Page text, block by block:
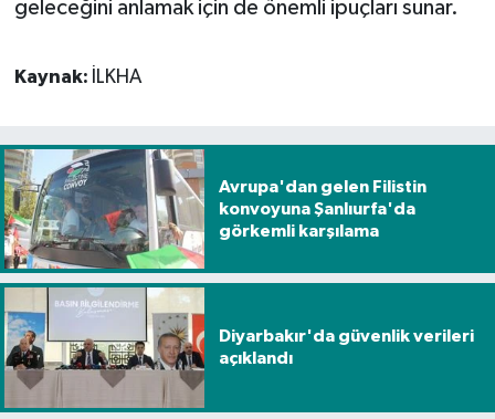
geleceğini anlamak için de önemli ipuçları sunar.
Kaynak: İLKHA
Avrupa'dan gelen Filistin
konvoyuna Şanlıurfa'da
görkemli karşılama
Diyarbakır'da güvenlik verileri
açıklandı